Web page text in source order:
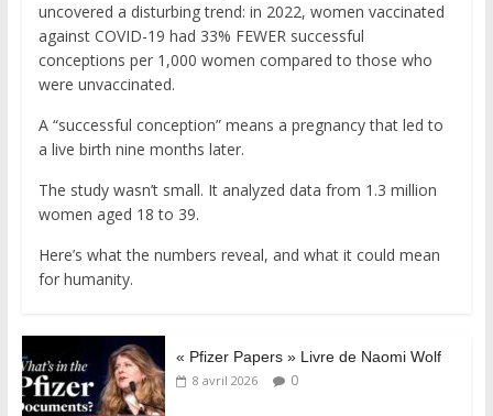
uncovered a disturbing trend: in 2022, women vaccinated
against COVID-19 had 33% FEWER successful
conceptions per 1,000 women compared to those who
were unvaccinated.
A “successful conception” means a pregnancy that led to
a live birth nine months later.
The study wasn’t small. It analyzed data from 1.3 million
women aged 18 to 39.
Here’s what the numbers reveal, and what it could mean
for humanity.
« Pfizer Papers » Livre de Naomi Wolf
8 avril 2026 0